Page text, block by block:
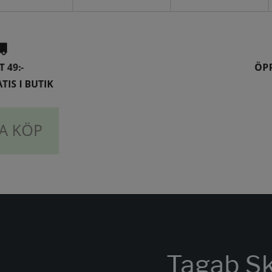
49:-
I BUTIK
KÖP
Tagab